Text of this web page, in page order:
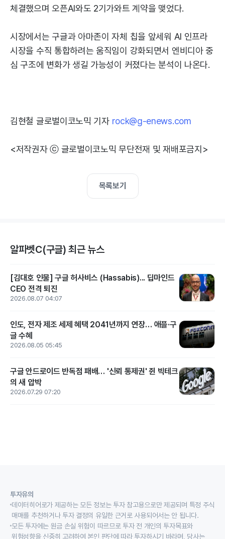
체결했으며 오픈AI와도 2기가와트 계약을 맺었다.
시장에서는 구글과 아마존이 자체 칩을 앞세워 AI 인프라
시장을 수직 통합하려는 움직임이 강화되면서 엔비디아 중
심 구조에 변화가 생길 가능성이 커졌다는 분석이 나온다.
김현철 글로벌이코노믹 기자 rock@g-enews.com
<저작권자 ⓒ 글로벌이코노믹 무단전재 및 재배포금지>
목록보기
알파벳C(구글) 최근 뉴스
[김대호 인물] 구글 허사비스 (Hassabis)... 딥마인드
CEO 전격 퇴진
2026.08.07 04:07
인도, 전자 제조 세제 혜택 2041년까지 연장… 애플·구
글 수혜
2026.08.05 05:45
구글 안드로이드 반독점 패배… '신뢰 통제권' 쥔 빅테크
의 새 압박
2026.07.29 07:20
투자유의
데이터히어로가 제공하는 모든 정보는 투자 참고용으로만 제공되며 특정 주식
매매를 추천하거나 투자 결정의 유일한 근거로 사용되어서는 안 됩니다.
모든 투자에는 원금 손실 위험이 따르므로 투자 전 개인의 투자목표와
위험성향을 신중히 고려하여 본인 판단에 따라 투자하시기 바라며, 당사는